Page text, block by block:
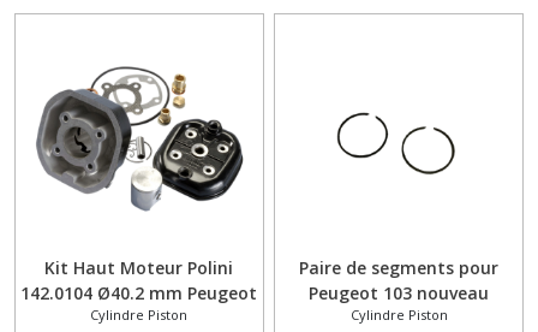
Kit Haut Moteur Polini
142.0104 Ø40.2 mm Peugeot
103 H2O Cylindre Liquide
Cylindre Piston
Paire de segments pour
Peugeot 103 nouveau
modèle
Cylindre Piston